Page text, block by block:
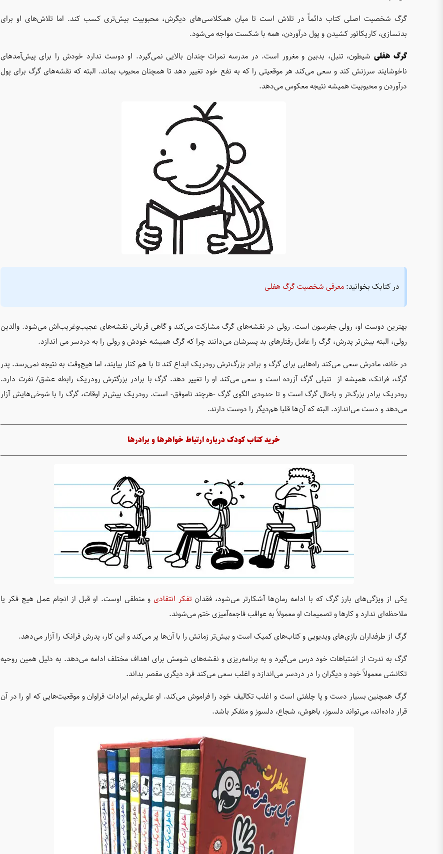
گرگ شخصیت اصلی کتاب دائماً در تلاش است تا میان همکلاسی‌های دیگرش، محبوبیت بیش‌تری کسب کند. اما تلاش‌های او برای
بدنسازی، کاریکاتور کشیدن و پول درآوردن، همه با شکست مواجه می‌شود.
گرگ هفلی شیطون، تنبل، بدبین و مغرور است. در مدرسه نمرات چندان بالایی نمی‌گیرد. او دوست ندارد خودش را برای پیش‌آمدهای
ناخوشایند سرزنش کند و سعی می‌کند هر موقعیتی را که به نفع خود تغییر دهد تا همچنان محبوب بماند. البته که نقشه‌های گرگ برای پول
درآوردن و محبوبیت همیشه نتیجه معکوس می‌دهد.
در کتابک بخوانید:معرفی شخصیت گرگ هفلی
بهترین دوست او، رولی جفرسون است. رولی در نقشه‌های گرگ مشارکت می‌کند و گاهی قربانی نقشه‌های عجیب‌وغریب‌اش می‌شود. والدین
رولی، البته بیش‌تر پدرش، گرگ را عامل رفتارهای بد پسرشان می‌دانند چرا که گرگ همیشه خودش و رولی را به دردسر می اندازد.
در خانه، مادرش سعی می‌کند راه‌هایی برای گرگ و برادر بزرگ‌ترش رودریک ابداع کند تا با هم کنار بیایند، اما هیچ‌وقت به نتیجه نمی‌رسد. پدر
گرگ، فرانک، همیشه از تنبلی گرگ آزرده است و سعی می‌کند او را تغییر دهد. گرگ با برادر بزرگترش رودریک رابطه عشق/ نفرت دارد.
رودریک برادر بزرگ‌تر و باحال‌ گرگ است و تا حدودی الگوی گرگ -هرچند ناموفق- است. رودریک بیش‌تر اوقات، گرگ را با شوخی‌هایش آزار
می‌دهد و دست می‌اندازد. البته که آن‌ها قلبا هم‌دیگر را دوست دارند.
خرید کتاب کودک درباره ارتباط خواهرها و برادرها
یکی از ویژگی‌های بارز گرگ که با ادامه رمان‌ها آشکارتر می‌شود، فقدان تفکر انتقادی و منطقی اوست. او قبل از انجام عمل هیچ فکر یا
ملاحظه‌ای ندارد و کارها و تصمیمات او معمولاً به عواقب فاجعه‌آمیزی ختم می‌شوند.
گرگ از طرفداران بازی‌های ویدیویی و کتاب‌های کمیک است و بیش‌تر زمانش را با آن‌ها پر می‌کند و این کار، پدرش فرانک را آزار می‌دهد.
گرگ به ندرت از اشتباهات خود درس می‌گیرد و به برنامه‌ریزی و نقشه‌های شومش برای اهداف مختلف ادامه می‌دهد. به دلیل همین روحیه
تکانشی معمولاً خود و دیگران را در دردسر می‌اندازد و اغلب سعی می‌کند فرد دیگری مقصر بداند.
گرگ همچنین بسیار دست و پا چلفتی است و اغلب تکالیف خود را فراموش می‌کند. او علی‌رغم ایرادات فراوان و موقعیت‌هایی که او را در آن
قرار داده‌اند، می‌تواند دلسوز، باهوش، شجاع، دلسوز و متفکر باشد.